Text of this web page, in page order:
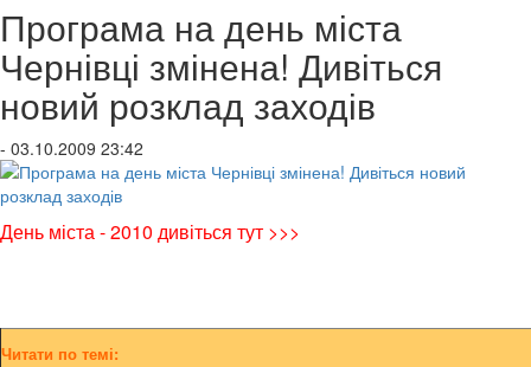
Програма на день міста
Чернівці змінена! Дивіться
новий розклад заходів
- 03.10.2009 23:42
День міста - 2010 дивіться тут >>>
Читати по темі: